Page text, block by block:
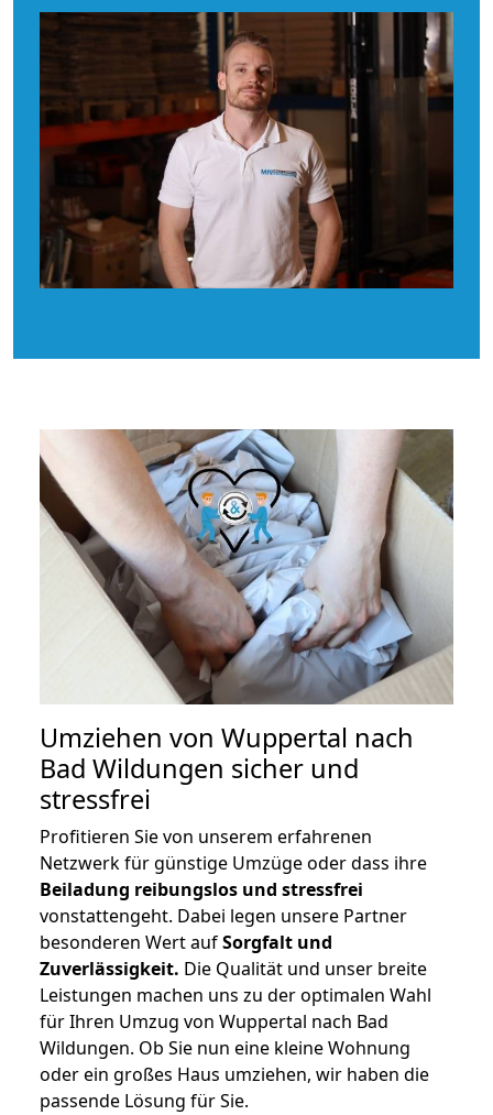
Umziehen von Wuppertal nach
Bad Wildungen sicher und
stressfrei
Profitieren Sie von unserem erfahrenen
Netzwerk für günstige Umzüge oder dass ihre
Beiladung reibungslos und stressfrei
vonstattengeht. Dabei legen unsere Partner
besonderen Wert aufSorgfalt und
Zuverlässigkeit. Die Qualität und unser breite
Leistungen machen uns zu der optimalen Wahl
für Ihren Umzug von Wuppertal nach Bad
Wildungen. Ob Sie nun eine kleine Wohnung
oder ein großes Haus umziehen, wir haben die
passende Lösung für Sie.